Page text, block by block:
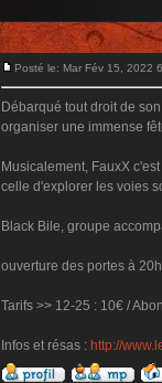
Posté le: Mar Fév 15, 2022
Débarqué tout droit de
organiser une immense
Musicalement, FauxX
celle d'explorer les voies
Black Bile, groupe
ouverture des portes à
Tarifs >> 12-25 : 10€ /
Infos et résas : http://